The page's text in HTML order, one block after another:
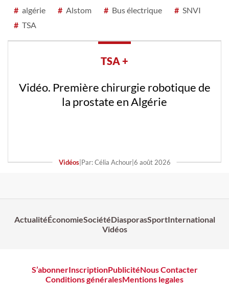
# algérie # Alstom # Bus électrique # SNVI
# TSA
TSA +
Vidéo. Première chirurgie robotique de
la prostate en Algérie
Vidéos| Par: Célia Achour| 6 août 2026
ActualitéÉconomieSociétéDiasporasSportInternational
Vidéos
S’abonnerInscriptionPublicitéNous Contacter
Conditions généralesMentions legales